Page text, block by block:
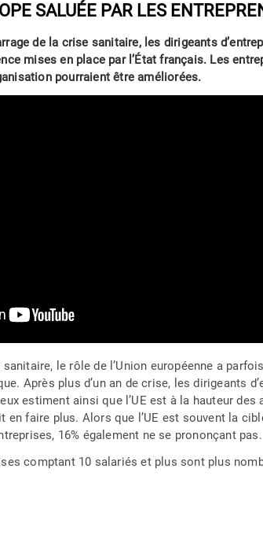
SALUÉE PAR LES
de la crise sanitaire, les dirigeants
mises en place par l’État français. Les
pourraient être améliorées.
le rôle de l’Union européenne a
Après plus d’un an de crise, les dirigeants
estiment ainsi que l’UE est à la hauteur
en faire plus. Alors que l’UE est souvent la
16% également ne se prononçant pas.
comptant 10 salariés et plus sont plus